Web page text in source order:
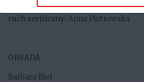
scenografia:Małgorzata Szydłowska
ruch sceniczny: Anna Piotrowska
OBSADA
Barbara Biel